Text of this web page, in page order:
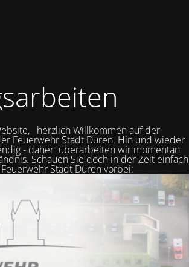
herzlich Willkommen auf der
Feuerwehr Stadt Düren. Hin und wieder
- daher überarbeiten wir momentan
Schauen Sie doch in der Zeit einfach
Stadt Düren vorbei: